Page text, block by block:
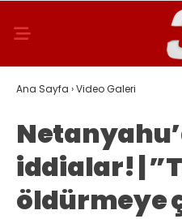
Ana Sayfa ›Video Galeri
iddialar! |
öldürmeye